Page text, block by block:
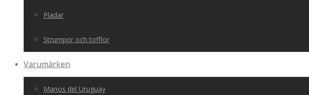
Plädar
Strumpor och tofflor
Varumärken
Manos del Uruguay